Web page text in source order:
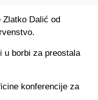
Zlatko Dalić od
u borbi za preostala
konferencije za